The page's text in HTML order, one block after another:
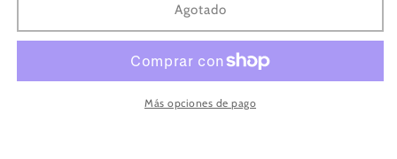
Quality
Light
Hummingbird
Quality
Light
Pink
Hummingbird
Hoop
Agotado
Más opciones de pago